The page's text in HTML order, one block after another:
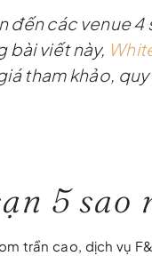
đến các venue
bài viết này,
tham khảo,
5
trần cao, dịch vụ